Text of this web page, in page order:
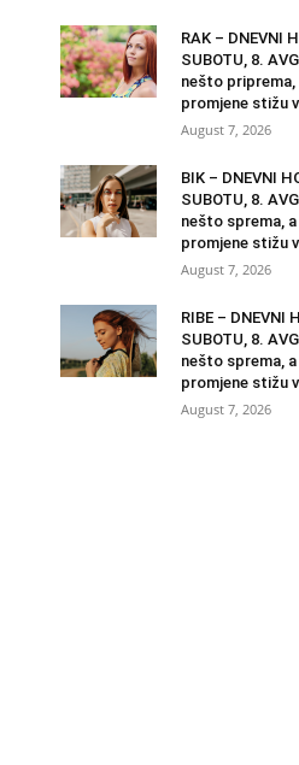
RAK – DNEVNI
SUBOTU, 8.
nešto priprema,
promjene stižu
August 7, 2026
BIK – DNEVNI
SUBOTU, 8.
nešto sprema,
promjene stižu
August 7, 2026
RIBE – DNEVNI
SUBOTU, 8.
nešto sprema,
promjene stižu
August 7, 2026